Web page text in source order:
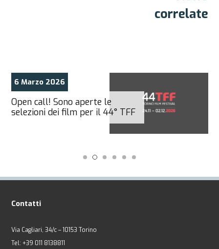
correlate
6 Marzo 2026
Open call! Sono aperte le
selezioni dei film per il 44° TFF
Contatti
Via Cagliari, 34/c – 10153 Torino
Tel: +39 011 8138811